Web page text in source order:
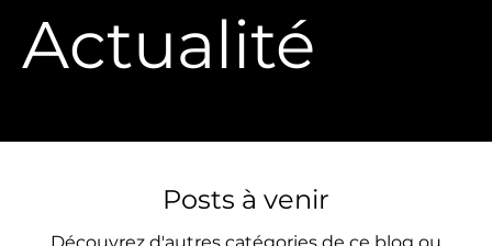
Actualité
Posts à venir